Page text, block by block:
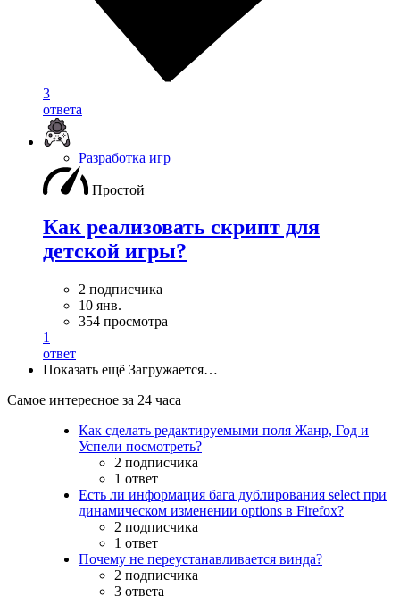
3
ответа
Разработка игр
Простой
Как реализовать скрипт для
детской игры?
2 подписчика
10 янв.
354 просмотра
1
ответ
Показать ещё Загружается…
Самое интересное за 24 часа
Как сделать редактируемыми поля Жанр, Год и
Успели посмотреть?
2 подписчика
1 ответ
Есть ли информация бага дублирования select при
динамическом изменении options в Firefox?
2 подписчика
1 ответ
Почему не переустанавливается винда?
2 подписчика
3 ответа